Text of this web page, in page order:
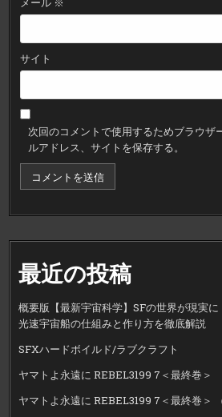
サイト
次回のコメントで使用するためブラウザ
ルアドレス、サイトを保存する。
最近の投稿
概要版【最新宇宙科学】SFの世界が現実
光速宇宙船の仕組みと作り方を徹底解説
SFXハードボイルド/ラブクラフト
ヤマトよ永遠に REBEL3199 7＜最終巻＞
ヤマトよ永遠に REBEL3199 7＜最終巻＞